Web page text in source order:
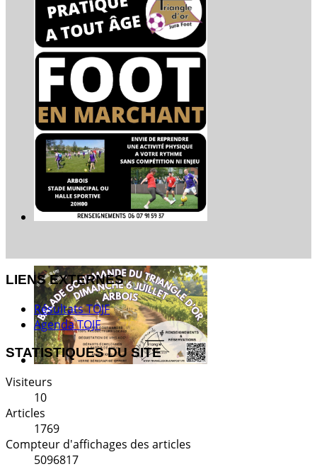
LIENS EXTERNES
Résultats TOJF
Agenda TOJF
STATISTIQUES DU SITE
Visiteurs
10
Articles
1769
Compteur d'affichages des articles
5096817